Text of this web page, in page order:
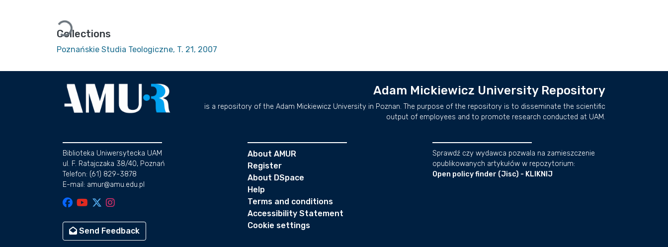
Loading...
Collections
Poznańskie Studia Teologiczne, T. 21, 2007
Adam Mickiewicz University Repository
is a repository of the Adam Mickiewicz University in Poznan. The purpose of the repository is to disseminate the scientific
output of employees and to promote research conducted at UAM.
Biblioteka Uniwersytecka UAM
ul. F. Ratajczaka 38/40, Poznań
Telefon: (61) 829-3878
E-mail: amur@amu.edu.pl
Send Feedback
About AMUR
Register
About DSpace
Help
Terms and conditions
Accessibility Statement
Cookie settings
Sprawdź czy wydawca pozwala na zamieszczenie
opublikowanych artykułów w repozytorium:
Open policy finder (Jisc) - KLIKNIJ